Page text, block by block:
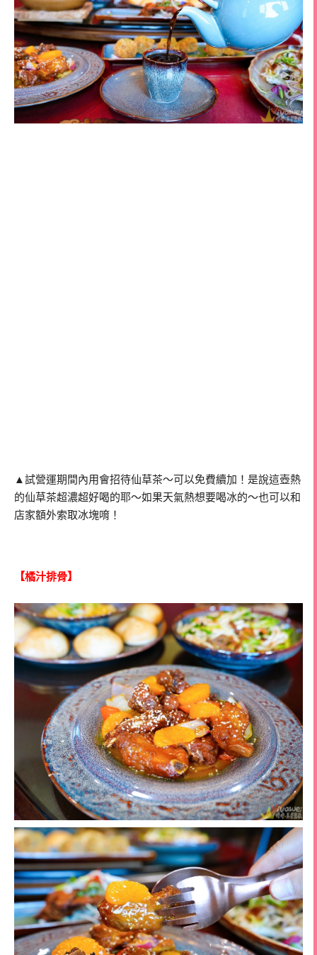
▲試營運期間內用會招待仙草茶～可以免費續加！是說這壺熱
的仙草茶超濃超好喝的耶～如果天氣熱想要喝冰的～也可以和
店家額外索取冰塊唷！
【橘汁排骨】